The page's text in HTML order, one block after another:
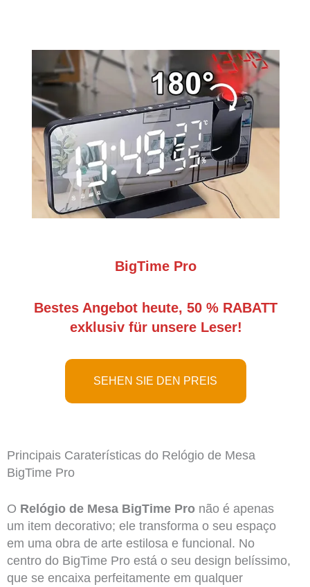
BigTime Pro
Bestes Angebot heute, 50 % RABATT
exklusiv für unsere Leser!
SEHEN SIE DEN PREIS
Principais Caraterísticas do Relógio de Mesa
BigTime Pro
O Relógio de Mesa BigTime Pronão é apenas
um item decorativo; ele transforma o seu espaço
em uma obra de arte estilosa e funcional. No
centro do BigTime Pro está o seu design belíssimo,
que se encaixa perfeitamente em qualquer